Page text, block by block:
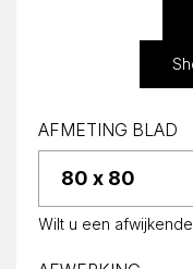
AFMETING BLAD
Wilt u een